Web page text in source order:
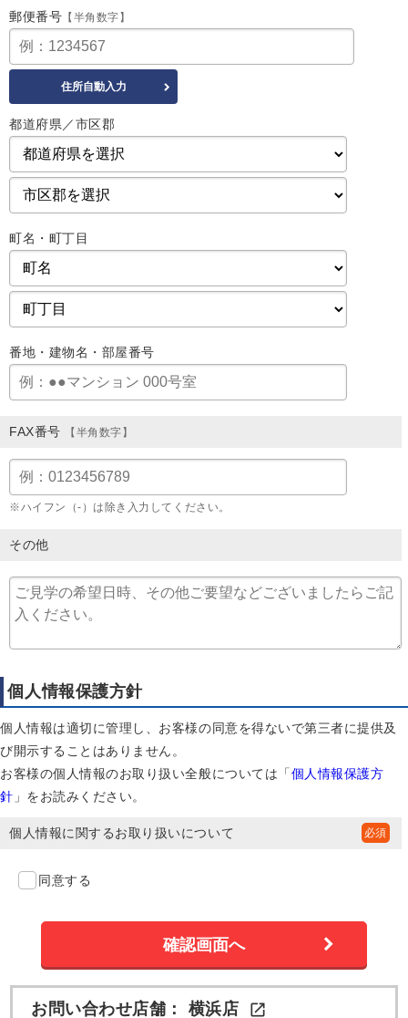
郵便番号 【半角数字】
都道府県／市区郡
町名・町丁目
番地・建物名・部屋番号
FAX番号 【半角数字】
※ハイフン（-）は除き入力してください。
その他
個人情報保護方針
個人情報は適切に管理し、お客様の同意を得ないで第三者に提供及
び開示することはありません。
お客様の個人情報のお取り扱い全般については「個人情報保護方
針 」をお読みください。
個人情報に関するお取り扱いについて
同意する
お問い合わせ店舗： 横浜店 